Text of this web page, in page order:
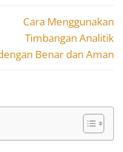
Cara Menggunakan
Timbangan Analitik
Benar dan Aman